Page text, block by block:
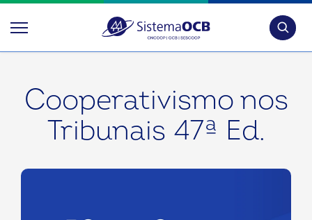
Cooperativismo nos
Tribunais 47ª Ed.